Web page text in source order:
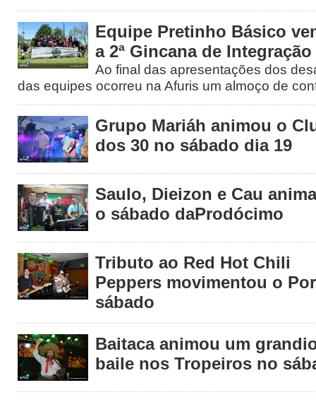
Equipe Pretinho Básico
a 2ª Gincana de Integração
Ao final das apresentações dos
das equipes ocorreu na Afuris um almoço de
Grupo Mariáh animou o
dos 30 no sábado dia 19
Saulo, Dieizon e Cau
o sábado daProdócimo
Tributo ao Red Hot Chili
Peppers movimentou o
sábado
Baitaca animou um
baile nos Tropeiros no